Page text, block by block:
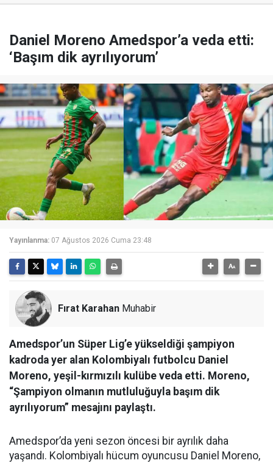
Daniel Moreno Amedspor’a veda etti:
‘Başım dik ayrılıyorum’
Yayınlanma: 07 Ağustos 2026 Cuma 23:48
Fırat Karahan Muhabir
Amedspor’un Süper Lig’e yükseldiği şampiyon
kadroda yer alan Kolombiyalı futbolcu Daniel
Moreno, yeşil-kırmızılı kulübe veda etti. Moreno,
“Şampiyon olmanın mutluluğuyla başım dik
ayrılıyorum” mesajını paylaştı.
Amedspor’da yeni sezon öncesi bir ayrılık daha
yaşandı. Kolombiyalı hücum oyuncusu Daniel Moreno,